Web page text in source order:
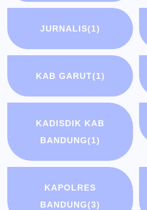
JURNALIS(1)
KAB GARUT(1)
KADISDIK KAB
BANDUNG(1)
KAPOLRES
BANDUNG(3)